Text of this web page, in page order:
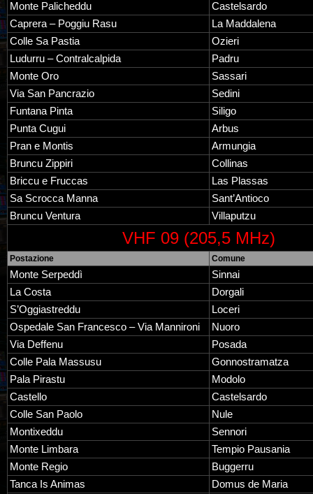
Monte Palicheddu
Castelsardo
Caprera – Poggiu Rasu
La Maddalena
Colle Sa Pastia
Ozieri
Ludurru – Contralcalpida
Padru
Monte Oro
Sassari
Via San Pancrazio
Sedini
Funtana Pinta
Siligo
Punta Cugui
Arbus
Pran e Montis
Armungia
Bruncu Zippiri
Collinas
Briccu e Fruccas
Las Plassas
Sa Scrocca Manna
Sant’Antioco
Bruncu Ventura
Villaputzu
VHF 09 (205,5 MHz)
Postazione Comune
Monte Serpeddì
Sinnai
La Costa
Dorgali
S’Oggiastreddu
Loceri
Ospedale San Francesco – Via Mannironi
Nuoro
Via Deffenu
Posada
Colle Pala Massusu
Gonnostramatza
Pala Pirastu
Modolo
Castello
Castelsardo
Colle San Paolo
Nule
Montixeddu
Sennori
Monte Limbara
Tempio Pausania
Monte Regio
Buggerru
Tanca Is Animas
Domus de Maria